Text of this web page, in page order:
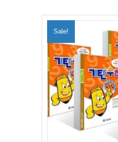
Sale!